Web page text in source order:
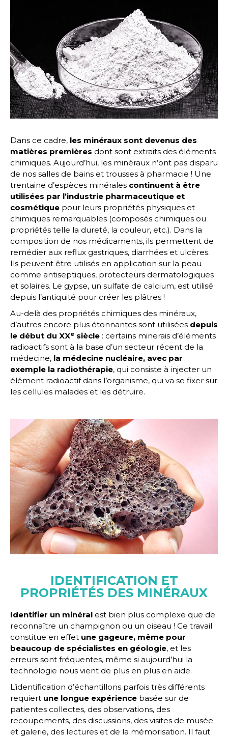
Dans ce cadre, les minéraux sont devenus des
matières premières dont sont extraits des éléments
chimiques. Aujourd’hui, les minéraux n’ont pas disparu
de nos salles de bains et trousses à pharmacie ! Une
trentaine d’espèces minérales continuent à être
utilisées par l’industrie pharmaceutique et
cosmétique pour leurs propriétés physiques et
chimiques remarquables (composés chimiques ou
propriétés telle la dureté, la couleur, etc.). Dans la
composition de nos médicaments, ils permettent de
remédier aux reflux gastriques, diarrhées et ulcères.
Ils peuvent être utilisés en application sur la peau
comme antiseptiques, protecteurs dermatologiques
et solaires. Le gypse, un sulfate de calcium, est utilisé
depuis l’antiquité pour créer les plâtres !
Au-delà des propriétés chimiques des minéraux,
d’autres encore plus étonnantes sont utilisées depuis
le début du XXe siècle : certains minerais d’éléments
radioactifs sont à la base d’un secteur récent de la
médecine, la médecine nucléaire, avec par
exemple la radiothérapie, qui consiste à injecter un
élément radioactif dans l’organisme, qui va se fixer sur
les cellules malades et les détruire.
IDENTIFICATION ET
PROPRIÉTÉS DES MINÉRAUX
Identifier un minéral est bien plus complexe que de
reconnaître un champignon ou un oiseau ! Ce travail
constitue en effet une gageure, même pour
beaucoup de spécialistes en géologie, et les
erreurs sont fréquentes, même si aujourd’hui la
technologie nous vient de plus en plus en aide.
L’identification d’échantillons parfois très différents
requiert une longue expérience basée sur de
patientes collectes, des observations, des
recoupements, des discussions, des visites de musée
et galerie, des lectures et de la mémorisation. Il faut